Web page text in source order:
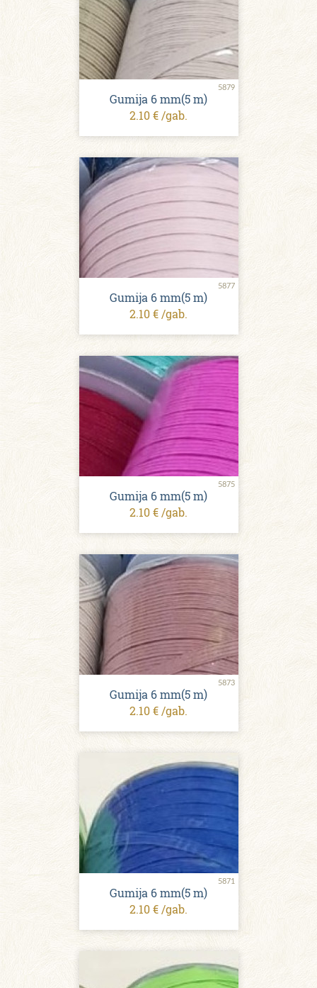
5879
Gumija 6 mm(5 m)
2.10 € /gab.
5877
Gumija 6 mm(5 m)
2.10 € /gab.
5875
Gumija 6 mm(5 m)
2.10 € /gab.
5873
Gumija 6 mm(5 m)
2.10 € /gab.
5871
Gumija 6 mm(5 m)
2.10 € /gab.